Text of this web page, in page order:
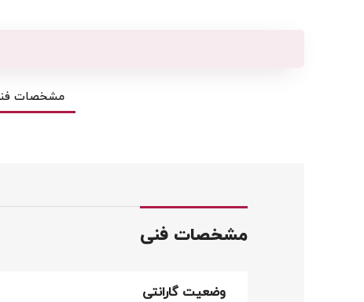
مشخصات
مشخصات فنی
وضعیت گارانتی